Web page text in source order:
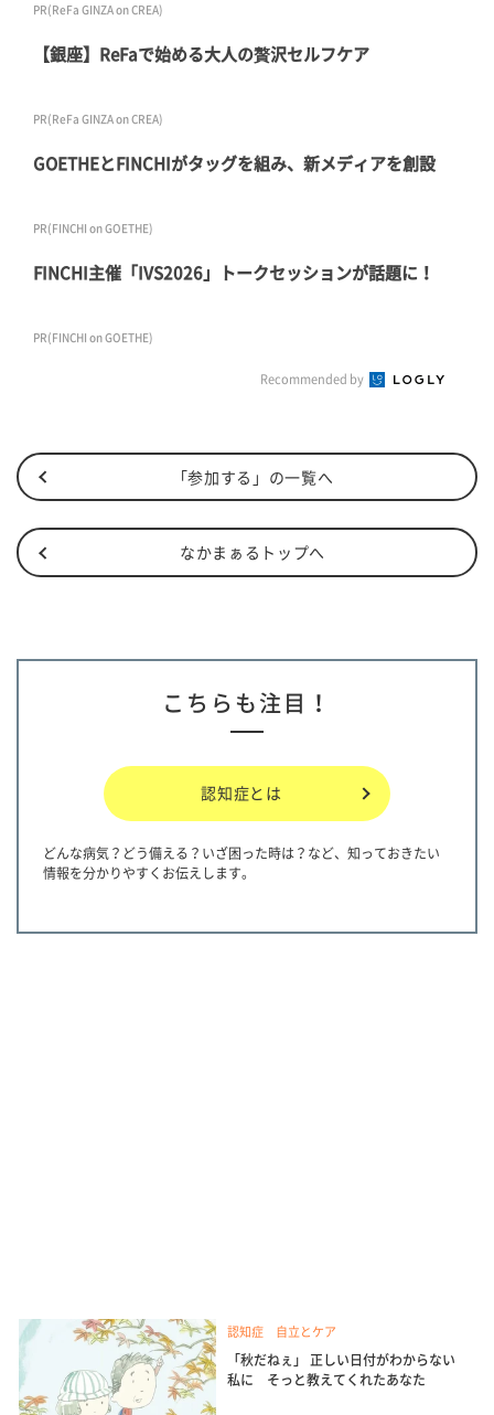
PR(ReFa GINZA on CREA)
【銀座】ReFaで始める大人の贅沢セルフケア
PR(ReFa GINZA on CREA)
GOETHEとFINCHIがタッグを組み、新メディアを創設
PR(FINCHI on GOETHE)
FINCHI主催「IVS2026」トークセッションが話題に！
PR(FINCHI on GOETHE)
Recommended by
「参加する」の一覧へ
なかまぁるトップへ
こちらも注目！
認知症とは
どんな病気？どう備える？いざ困った時は？など、知っておきたい
情報を分かりやすくお伝えします。
認知症 自立とケア
「秋だねぇ」 正しい日付がわからない
私に そっと教えてくれたあなた